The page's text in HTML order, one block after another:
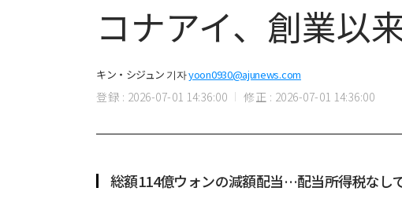
コナアイ、創業以
キン・シジュン 기자yoon0930@ajunews.com
登録 : 2026-07-01 14:36:00 修正 : 2026-07-01 14:36:00
総額114億ウォンの減額配当…配当所得税なし